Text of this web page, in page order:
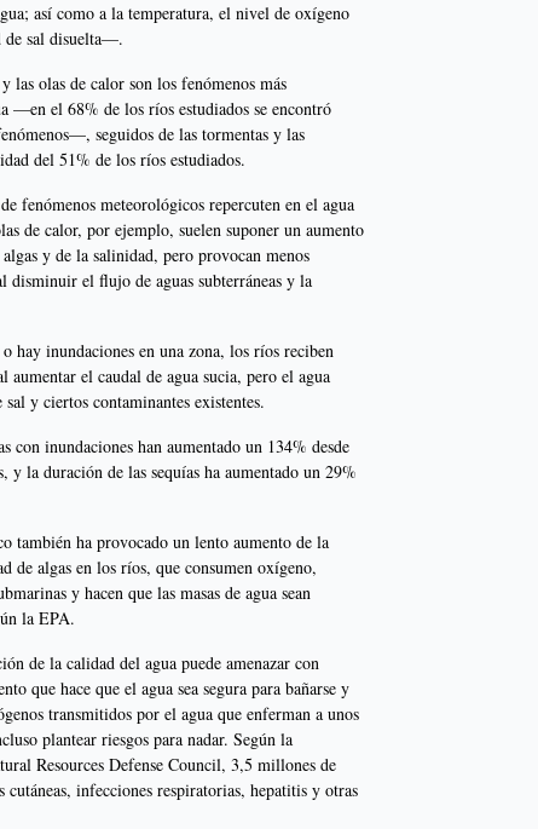
así como a la temperatura, el nivel de oxígeno
sal disuelta—.
las olas de calor son los fenómenos más
—en el 68% de los ríos estudiados se encontró
seguidos de las tormentas y las
del 51% de los ríos estudiados.
fenómenos meteorológicos repercuten en el agua
de calor, por ejemplo, suelen suponer un aumento
y de la salinidad, pero provocan menos
disminuir el flujo de aguas subterráneas y la
hay inundaciones en una zona, los ríos reciben
aumentar el caudal de agua sucia, pero el agua
y ciertos contaminantes existentes.
con inundaciones han aumentado un 134% desde
y la duración de las sequías ha aumentado un 29%
también ha provocado un lento aumento de la
de algas en los ríos, que consumen oxígeno,
y hacen que las masas de agua sean
la EPA.
de la calidad del agua puede amenazar con
que hace que el agua sea segura para bañarse y
transmitidos por el agua que enferman a unos
plantear riesgos para nadar. Según la
Resources Defense Council, 3,5 millones de
cutáneas, infecciones respiratorias, hepatitis y otras